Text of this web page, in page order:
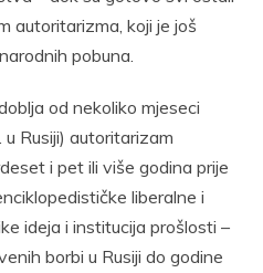
autoritarizma, koji je još
pobuna.
od nekoliko mjeseci
Rusiji) autoritarizam
i pet ili više godina prije
liberalne i
ideja i institucija prošlosti –
borbi u Rusiji do godine